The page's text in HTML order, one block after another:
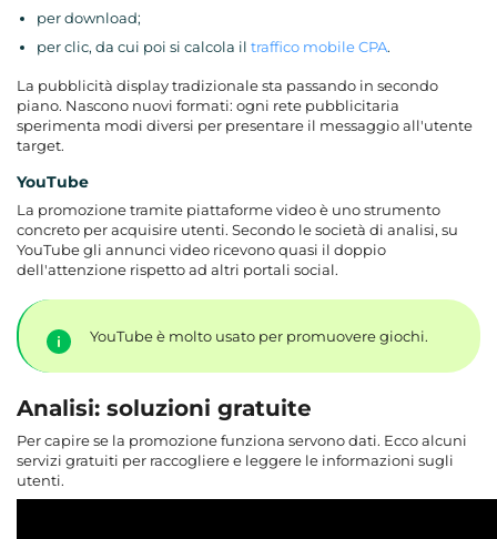
per download;
per clic, da cui poi si calcola il traffico mobile CPA.
La pubblicità display tradizionale sta passando in secondo
piano. Nascono nuovi formati: ogni rete pubblicitaria
sperimenta modi diversi per presentare il messaggio all'utente
target.
YouTube
La promozione tramite piattaforme video è uno strumento
concreto per acquisire utenti. Secondo le società di analisi, su
YouTube gli annunci video ricevono quasi il doppio
dell'attenzione rispetto ad altri portali social.
YouTube è molto usato per promuovere giochi.
Analisi: soluzioni gratuite
Per capire se la promozione funziona servono dati. Ecco alcuni
servizi gratuiti per raccogliere e leggere le informazioni sugli
utenti.